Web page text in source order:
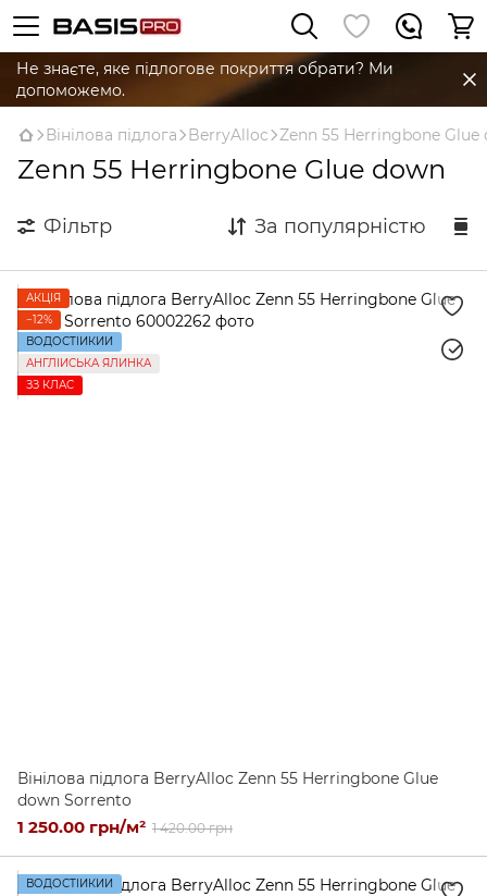
Не знаєте, яке підлогове покриття обрати? Ми
допоможемо.
Вінілова підлога BerryAlloc Zenn 55 Herringbone Glue
Zenn 55 Herringbone Glue down
Фільтр За популярністю
АКЦІЯ
−12%
ВОДОСТІЙКИЙ
АНГЛІЙСЬКА ЯЛИНКА
ЗЗ КЛАС
Вінілова підлога BerryAlloc Zenn 55 Herringbone Glue
down Sorrento
1 250.00 грн/м² 1 420.00 грн
ВОДОСТІЙКИЙ